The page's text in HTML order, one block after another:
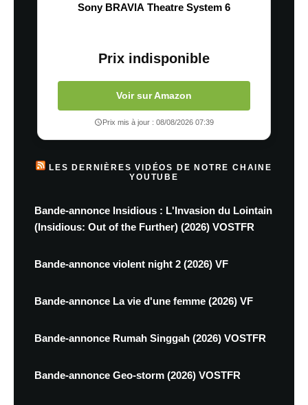
Sony BRAVIA Theatre System 6
Prix indisponible
Voir sur Amazon
Prix mis à jour : 08/08/2026 07:39
LES DERNIÈRES VIDÉOS DE NOTRE CHAINE
YOUTUBE
Bande-annonce Insidious : L'Invasion du Lointain
(Insidious: Out of the Further) (2026) VOSTFR
Bande-annonce violent night 2 (2026) VF
Bande-annonce La vie d'une femme (2026) VF
Bande-annonce Rumah Singgah (2026) VOSTFR
Bande-annonce Geo-storm (2026) VOSTFR